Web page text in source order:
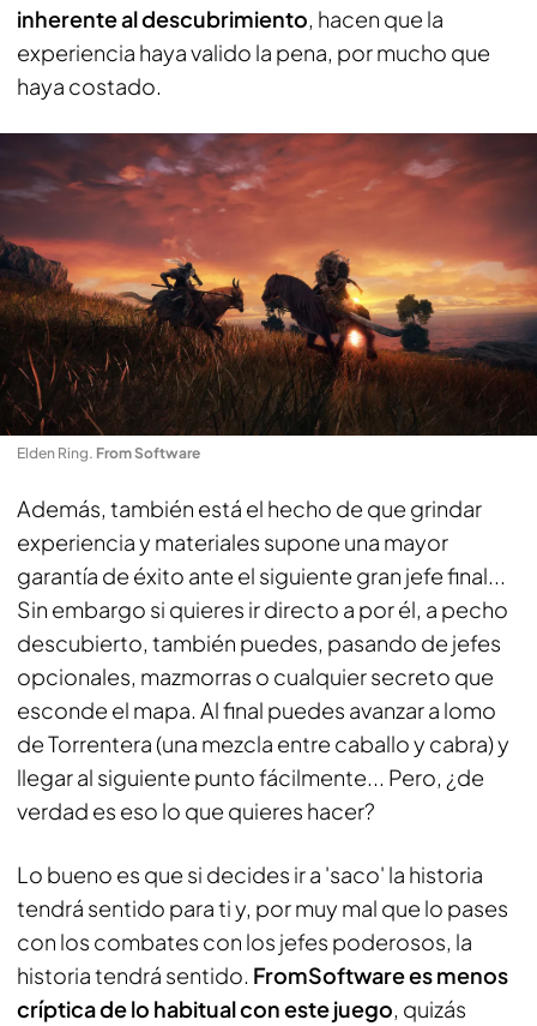
inherente al descubrimiento, hacen que la
experiencia haya valido la pena, por mucho que
haya costado.
Elden Ring. From Software
Además, también está el hecho de que grindar
experiencia y materiales supone una mayor
garantía de éxito ante el siguiente gran jefe final...
Sin embargo si quieres ir directo a por él, a pecho
descubierto, también puedes, pasando de jefes
opcionales, mazmorras o cualquier secreto que
esconde el mapa. Al final puedes avanzar a lomo
de Torrentera (una mezcla entre caballo y cabra) y
llegar al siguiente punto fácilmente... Pero, ¿de
verdad es eso lo que quieres hacer?
Lo bueno es que si decides ir a 'saco' la historia
tendrá sentido para ti y, por muy mal que lo pases
con los combates con los jefes poderosos, la
historia tendrá sentido. FromSoftware es menos
críptica de lo habitual con este juego, quizás